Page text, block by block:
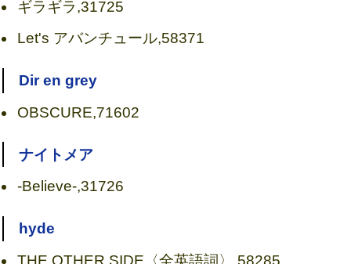
ギラギラ,31725
Let's アバンチュール,58371
Dir en grey
OBSCURE,71602
ナイトメア
-Believe-,31726
hyde